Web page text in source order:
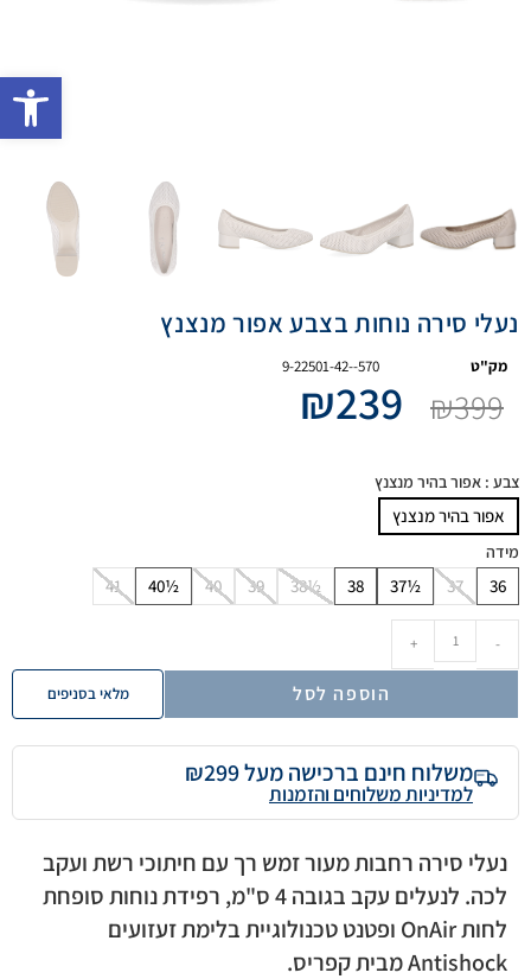
נעלי סירה נוחות בצבע אפור מנצנץ
מק"ט 9-22501-42--570
₪399
₪239
צבע : אפור בהיר מנצנץ
אפור בהיר מנצנץ
מידה
36
37
37½
38
38½
39
40
40½
41
-
+
הוספה לסל מלאי בסניפים
משלוח חינם ברכישה מעל ₪299
למדיניות משלוחים והזמנות
נעלי סירה רחבות מעור זמש רך עם חיתוכי רשת ועקב
לכה. לנעלים עקב בגובה 4 ס"מ, רפידת נוחות סופחת
לחות OnAir ופטנט טכנולוגיית בלימת זעזועים
Antishock מבית קפריס.